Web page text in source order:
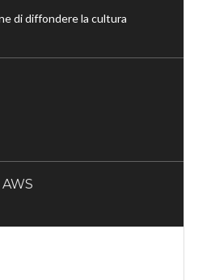
di diffondere la cultura